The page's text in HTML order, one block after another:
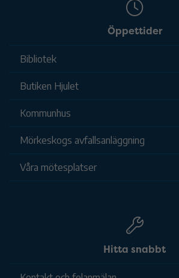
Öppettider
Bibliotek
Butiken Hjulet
Kommunhus
Mörkeskogs avfallsanläggning
Våra mötesplatser
Hitta snabbt